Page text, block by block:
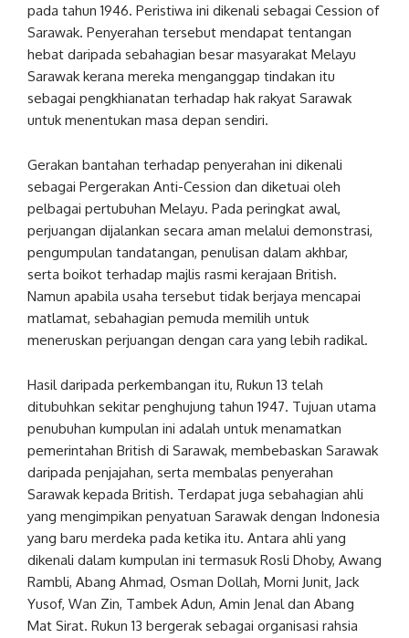
pada tahun 1946. Peristiwa ini dikenali sebagai Cession of
Sarawak. Penyerahan tersebut mendapat tentangan
hebat daripada sebahagian besar masyarakat Melayu
Sarawak kerana mereka menganggap tindakan itu
sebagai pengkhianatan terhadap hak rakyat Sarawak
untuk menentukan masa depan sendiri.
Gerakan bantahan terhadap penyerahan ini dikenali
sebagai Pergerakan Anti-Cession dan diketuai oleh
pelbagai pertubuhan Melayu. Pada peringkat awal,
perjuangan dijalankan secara aman melalui demonstrasi,
pengumpulan tandatangan, penulisan dalam akhbar,
serta boikot terhadap majlis rasmi kerajaan British.
Namun apabila usaha tersebut tidak berjaya mencapai
matlamat, sebahagian pemuda memilih untuk
meneruskan perjuangan dengan cara yang lebih radikal.
Hasil daripada perkembangan itu, Rukun 13 telah
ditubuhkan sekitar penghujung tahun 1947. Tujuan utama
penubuhan kumpulan ini adalah untuk menamatkan
pemerintahan British di Sarawak, membebaskan Sarawak
daripada penjajahan, serta membalas penyerahan
Sarawak kepada British. Terdapat juga sebahagian ahli
yang mengimpikan penyatuan Sarawak dengan Indonesia
yang baru merdeka pada ketika itu. Antara ahli yang
dikenali dalam kumpulan ini termasuk Rosli Dhoby, Awang
Rambli, Abang Ahmad, Osman Dollah, Morni Junit, Jack
Yusof, Wan Zin, Tambek Adun, Amin Jenal dan Abang
Mat Sirat. Rukun 13 bergerak sebagai organisasi rahsia